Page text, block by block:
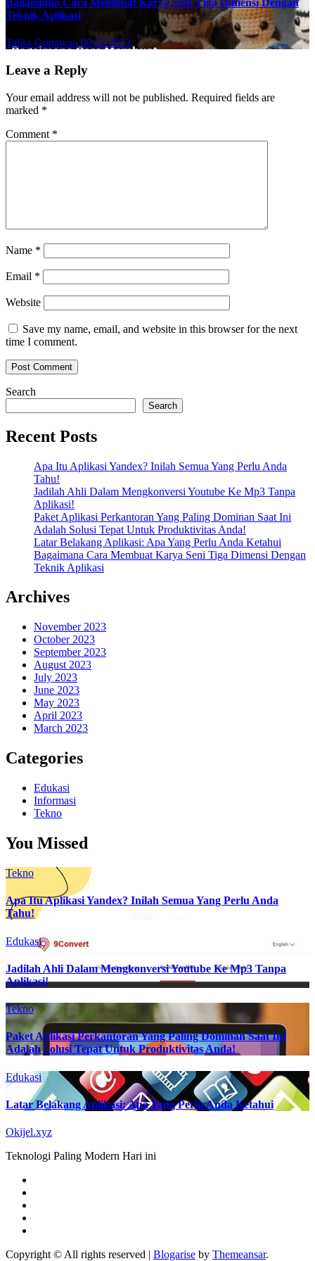
Bagaimana Cara Membuat Karya Seni Tiga Dimensi Dengan
Teknik Aplikasi
Talisa Gunawan 09/11/2023
Leave a Reply
Your email address will not be published. Required fields are
marked *
Comment *
Name *
Email *
Website
Save my name, email, and website in this browser for the next
time I comment.
Search
Search
Recent Posts
Apa Itu Aplikasi Yandex? Inilah Semua Yang Perlu Anda
Tahu!
Jadilah Ahli Dalam Mengkonversi Youtube Ke Mp3 Tanpa
Aplikasi!
Paket Aplikasi Perkantoran Yang Paling Dominan Saat Ini
Adalah Solusi Tepat Untuk Produktivitas Anda!
Latar Belakang Aplikasi: Apa Yang Perlu Anda Ketahui
Bagaimana Cara Membuat Karya Seni Tiga Dimensi Dengan
Teknik Aplikasi
Archives
November 2023
October 2023
September 2023
August 2023
July 2023
June 2023
May 2023
April 2023
March 2023
Categories
Edukasi
Informasi
Tekno
You Missed
Tekno
Apa Itu Aplikasi Yandex? Inilah Semua Yang Perlu Anda
Tahu!
Edukasi
Jadilah Ahli Dalam Mengkonversi Youtube Ke Mp3 Tanpa
Aplikasi!
Tekno
Paket Aplikasi Perkantoran Yang Paling Dominan Saat Ini
Adalah Solusi Tepat Untuk Produktivitas Anda!
Edukasi
Latar Belakang Aplikasi: Apa Yang Perlu Anda Ketahui
Okijel.xyz
Teknologi Paling Modern Hari ini
Copyright © All rights reserved | Blogarise by Themeansar.